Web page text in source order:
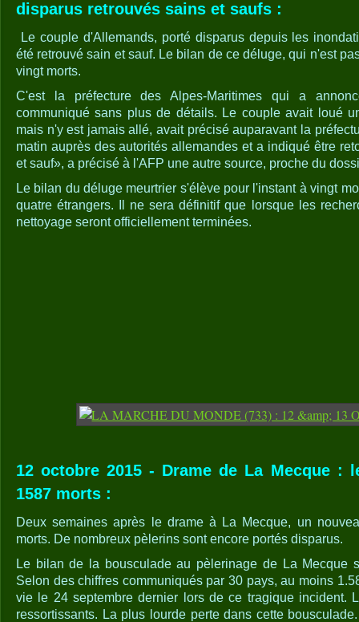
disparus retrouvés sains et saufs :
Le couple d'Allemands, porté disparus depuis les
été retrouvé sain et sauf. Le bilan de ce déluge, qui n'est
vingt morts.
C'est la préfecture des Alpes-Maritimes qui a
communiqué sans plus de détails. Le couple avait loué
mais n'y est jamais allé, avait précisé auparavant la
matin auprès des autorités allemandes et a indiqué être
et sauf», a précisé à l'AFP une autre source, proche du
Le bilan du déluge meurtrier s'élève pour l'instant à vingt
quatre étrangers. Il ne sera définitif que lorsque les
nettoyage seront officiellement terminées.
12 octobre 2015 - Drame de La Mecque :
1587 morts :
Deux semaines après le drame à La Mecque, un
morts. De nombreux pèlerins sont encore portés disparus.
Le bilan de la bousculade au pèlerinage de La Mecque
Selon des chiffres communiqués par 30 pays, au moins
vie le 24 septembre dernier lors de ce tragique incident.
ressortissants. La plus lourde perte dans cette